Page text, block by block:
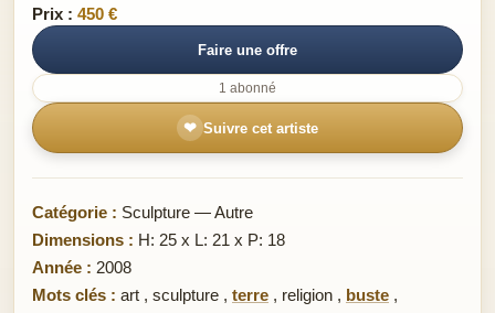
Prix : 450 €
Faire une offre
1 abonné
❤ Suivre cet artiste
Catégorie : Sculpture — Autre
Dimensions : H: 25 x L: 21 x P: 18
Année : 2008
Mots clés : art , sculpture , terre , religion , buste ,